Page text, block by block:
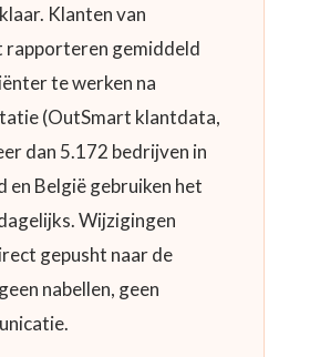
Klanten van
rapporteren gemiddeld
te werken na
(OutSmart klantdata,
dan 5.172 bedrijven in
en België gebruiken het
Wijzigingen
gepusht naar de
nabellen, geen